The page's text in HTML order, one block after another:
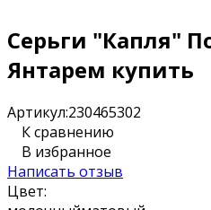
Серьги "Капля"
Янтарем купить
Артикул:230465302
К сравнению
В избранное
Написать отзыв
Цвет: